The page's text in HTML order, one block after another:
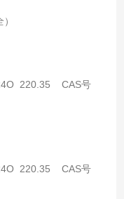
220.35 CAS号
220.35 CAS号